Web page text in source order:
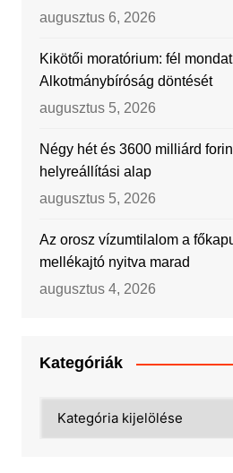
augusztus 6, 2026
Kikötői moratórium: fél
Alkotmánybíróság döntését
augusztus 5, 2026
Négy hét és 3600 milliárd
helyreállítási alap
augusztus 5, 2026
Az orosz vízumtilalom a
mellékajtó nyitva marad
augusztus 4, 2026
Kategóriák